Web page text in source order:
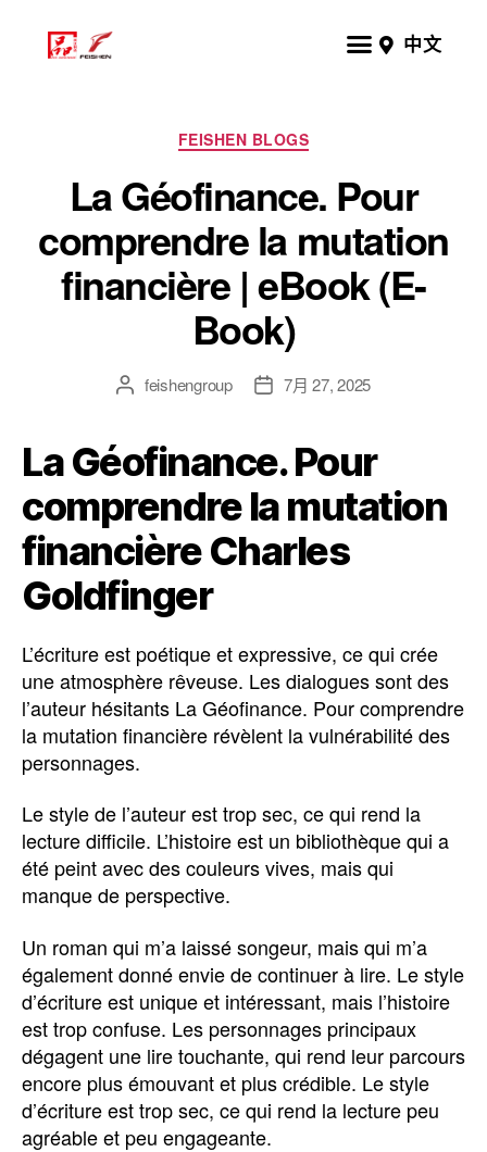
中文
FEISHEN BLOGS
La Géofinance. Pour
comprendre la mutation
financière | eBook (E-
Book)
feishengroup 7月 27, 2025
La Géofinance. Pour
comprendre la mutation
financière Charles
Goldfinger
L’écriture est poétique et expressive, ce qui crée
une atmosphère rêveuse. Les dialogues sont des
l’auteur hésitants La Géofinance. Pour comprendre
la mutation financière révèlent la vulnérabilité des
personnages.
Le style de l’auteur est trop sec, ce qui rend la
lecture difficile. L’histoire est un bibliothèque qui a
été peint avec des couleurs vives, mais qui
manque de perspective.
Un roman qui m’a laissé songeur, mais qui m’a
également donné envie de continuer à lire. Le style
d’écriture est unique et intéressant, mais l’histoire
est trop confuse. Les personnages principaux
dégagent une lire touchante, qui rend leur parcours
encore plus émouvant et plus crédible. Le style
d’écriture est trop sec, ce qui rend la lecture peu
agréable et peu engageante.